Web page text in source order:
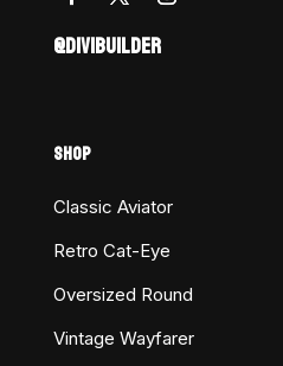
@DIVIBUILDER
SHOP
Classic Aviator
Retro Cat-Eye
Oversized Round
Vintage Wayfarer